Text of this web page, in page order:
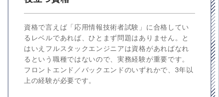
資格で言えば「応用情報技術者試験」に合格してい
るレベルであれば、ひとまず問題はありません。と
はいえフルスタックエンジニアは資格があればなれ
るという職種ではないので、実務経験が重要です。
フロントエンド／バックエンドのいずれかで、3年以
上の経験が必要です。